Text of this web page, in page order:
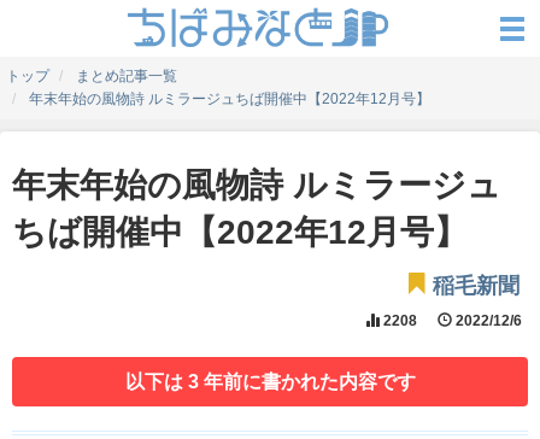
トップ
まとめ記事一覧
年末年始の風物詩 ルミラージュちば開催中【2022年12月号】
年末年始の風物詩 ルミラージュ
ちば開催中【2022年12月号】
稲毛新聞
2208 2022/12/6
以下は 3 年前に書かれた内容です